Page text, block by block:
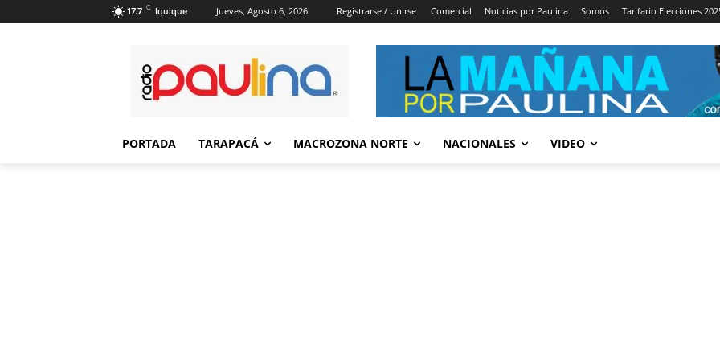
17.7 C Iquique Jueves, Agosto 6, 2026 Registrarse / Unirse Comercial Noticias por Paulina Somos Tarifario Elecciones
PORTADA TARAPACÁ MACROZONA NORTE NACIONALES VIDEO